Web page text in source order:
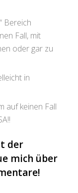
Bereich
Fall, mit
oder gar zu
in
auf keinen Fall
der
mich über